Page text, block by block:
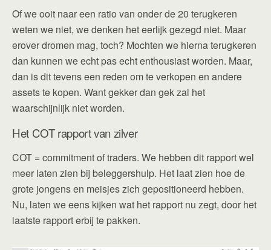
Of we ooit naar een ratio van onder de 20 terugkeren
weten we niet, we denken het eerlijk gezegd niet. Maar
erover dromen mag, toch? Mochten we hierna terugkeren
dan kunnen we echt pas echt enthousiast worden. Maar,
dan is dit tevens een reden om te verkopen en andere
assets te kopen. Want gekker dan gek zal het
waarschijnlijk niet worden.
Het COT rapport van zilver
COT = commitment of traders. We hebben dit rapport wel
meer laten zien bij beleggershulp. Het laat zien hoe de
grote jongens en meisjes zich gepositioneerd hebben.
Nu, laten we eens kijken wat het rapport nu zegt, door het
laatste rapport erbij te pakken.